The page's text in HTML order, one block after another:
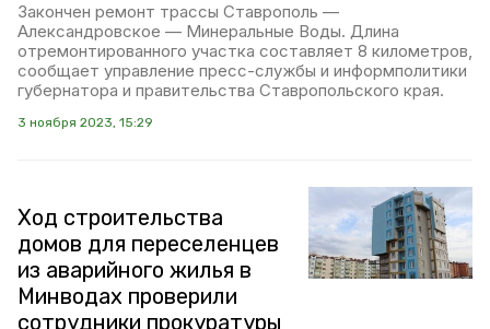
Закончен ремонт трассы Ставрополь —
Александровское — Минеральные Воды. Длина
отремонтированного участка составляет 8 километров,
сообщает управление пресс-службы и информполитики
губернатора и правительства Ставропольского края.
3 ноября 2023, 15:29
Ход строительства
домов для переселенцев
из аварийного жилья в
Минводах проверили
сотрудники прокуратуры